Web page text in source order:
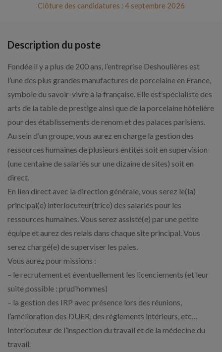
Clôture des candidatures : 4 septembre 2026
Description du poste
Fondée il y a plus de 200 ans, l’entreprise Deshoulières est
l’une des plus grandes manufactures de porcelaine en France,
symbole du savoir-vivre à la française. Elle est spécialiste des
arts de la table de prestige ainsi que de la porcelaine hôtelière
pour des établissements de renom et des palaces parisiens.
Au sein d’un groupe, vous aurez en charge la gestion des
ressources humaines de plusieurs entités soit en supervision
(une centaine de salariés sur une dizaine de sites) soit en
direct.
En lien direct avec la direction générale, vous serez le(la)
principal(e) interlocuteur(trice) des salariés pour les
ressources humaines. Vous serez assisté(e) par une petite
équipe et aurez des relais dans chaque site principal. Vous
serez chargé(e) de superviser les paies.
Vous aurez pour missions :
– le recrutement et éventuellement les licenciements (et leur
suite possible : prud’hommes)
– la gestion des IRP avec présence lors des réunions,
l’amélioration des DUER, des règlements intérieurs, etc…
Interlocuteur de l’inspection du travail et de la médecine du
travail.